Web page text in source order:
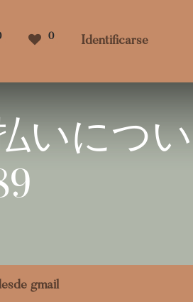
0 Identificarse
いについ
gmail